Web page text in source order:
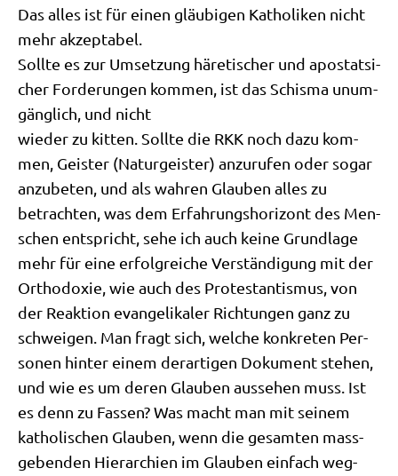
Das alles ist für einen gläu­bi­gen Katho­li­ken nicht
mehr akzeptabel.
Soll­te es zur Umset­zung häre­ti­scher und apo­stat­si­
cher For­de­run­gen kom­men, ist das Schis­ma unum­
gäng­lich, und nicht
wie­der zu kit­ten. Soll­te die RKK noch dazu kom­
men, Gei­ster (Natur­gei­ster) anzu­ru­fen oder sogar
anzu­be­ten, und als wah­ren Glau­ben alles zu
betrach­ten, was dem Erfah­rungs­ho­ri­zont des Men­
schen ent­spricht, sehe ich auch kei­ne Grund­la­ge
mehr für eine erfolg­rei­che Ver­stän­di­gung mit der
Ortho­do­xie, wie auch des Pro­te­stan­tis­mus, von
der Reak­ti­on evan­ge­li­ka­ler Rich­tun­gen ganz zu
schwei­gen. Man fragt sich, wel­che kon­kre­ten Per­
so­nen hin­ter einem der­ar­ti­gen Doku­ment ste­hen,
und wie es um deren Glau­ben aus­se­hen muss. Ist
es denn zu Fas­sen? Was macht man mit sei­nem
katho­li­schen Glau­ben, wenn die gesam­ten mass­
ge­ben­den Hier­ar­chien im Glau­ben ein­fach weg­